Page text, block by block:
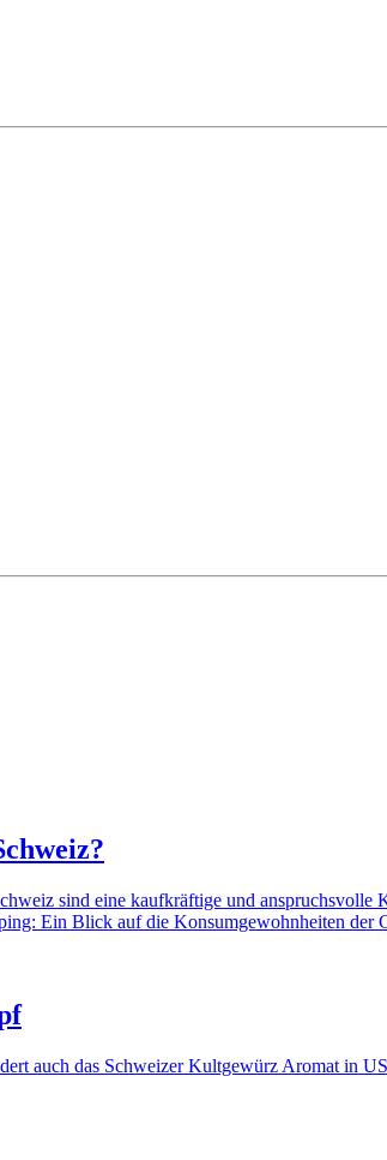
sind eine kaufkräftige und anspruchsvolle
Ein Blick auf die Konsumgewohnheiten der
auch das Schweizer Kultgewürz Aromat in